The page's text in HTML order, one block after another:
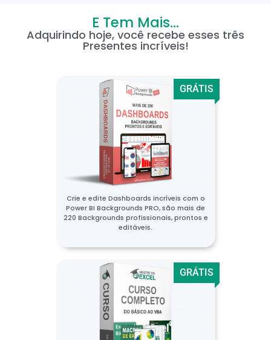
E Tem Mais...
Adquirindo hoje, você recebe esses três
Presentes incríveis!
GRÁTIS
Crie e edite Dashboards incríveis com o
Power BI Backgrounds PRO, são mais de
220 Backgrounds profissionais, prontos e
editáveis.
GRÁTIS